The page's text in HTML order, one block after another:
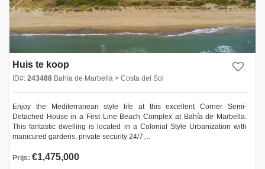
Huis te koop
ID#: 243488 Bahía de Marbella > Costa del Sol
Enjoy the Mediterranean style life at this excellent Corner Semi-
Detached House in a First Line Beach Complex at Bahía de Marbella.
This fantastic dwelling is located in a Colonial Style Urbanization with
manicured gardens, private security 24/7,...
Prijs: €1,475,000